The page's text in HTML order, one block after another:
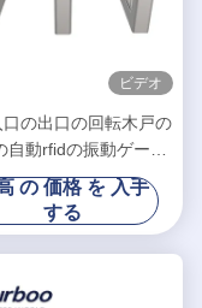
ビデオ
の出口の回転木戸の
自動rfidの振動ゲート
壁を防水して下さい
の 価格 を 入手
する